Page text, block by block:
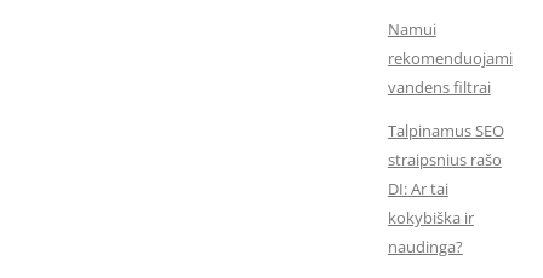
Namui
rekomenduojami
vandens filtrai
Talpinamus SEO
straipsnius rašo
DI: Ar tai
kokybiška ir
naudinga?